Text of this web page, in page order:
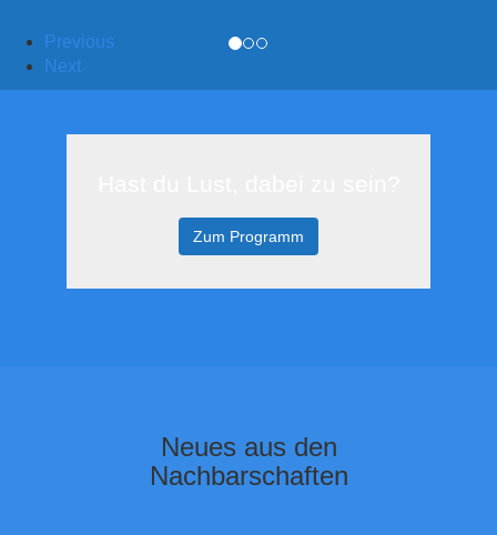
Previous
Next
Zum Programm
Neues aus den
Nachbarschaften